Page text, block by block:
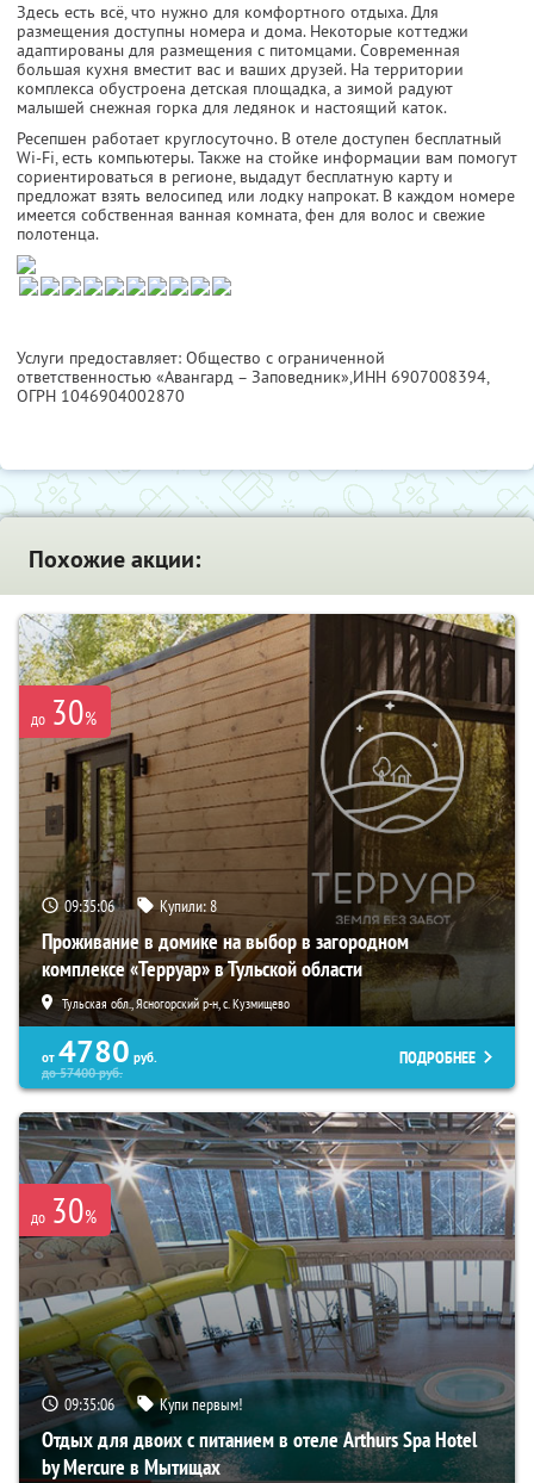
Здесь есть всё, что нужно для комфортного отдыха. Для
размещения доступны номера и дома. Некоторые коттеджи
адаптированы для размещения с питомцами. Современная
большая кухня вместит вас и ваших друзей. На территории
комплекса обустроена детская площадка, а зимой радуют
малышей снежная горка для ледянок и настоящий каток.
Ресепшен работает круглосуточно. В отеле доступен бесплатный
Wi-Fi, есть компьютеры. Также на стойке информации вам помогут
сориентироваться в регионе, выдадут бесплатную карту и
предложат взять велосипед или лодку напрокат. В каждом номере
имеется собственная ванная комната, фен для волос и свежие
полотенца.
Услуги предоставляет: Общество с ограниченной
ответственностью «Авангард – Заповедник»,ИНН 6907008394,
ОГРН 1046904002870
Похожие акции:
до 30%
09:35:05 Купили:8
Проживание в домике на выбор в загородном
комплексе «Терруар» в Тульской области
Тульская обл., Ясногорский р-н, с. Кузмищево
от 4780 руб.
до57400руб.
ПОДРОБНЕЕ
до 30%
09:35:05 Купи первым!
Отдых для двоих с питанием в отеле Arthurs Spa Hotel
by Mercure в Мытищах